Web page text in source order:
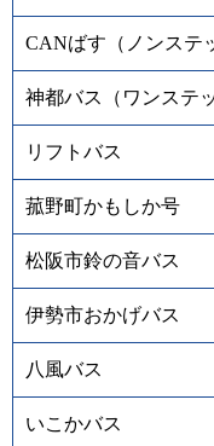
CANばす（ノンステ
神都バス（ワンステ
リフトバス
菰野町かもしか号
松阪市鈴の音バス
伊勢市おかげバス
八風バス
いこかバス